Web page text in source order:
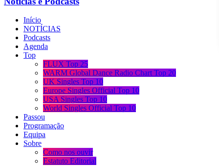
Início
NOTÍCIAS
Podcasts
Agenda
Top
FLUX Top 25
WARM Global Dance Radio Chart Top 20
UK Singles Top 10
Europe Singles Official Top 10
USA Singles Top 10
World Singles Official Top 10
Passou
Programação
Equipa
Sobre
Como nos ouvir
Estatuto Editorial